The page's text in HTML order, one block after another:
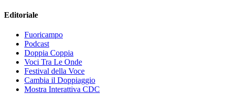
Editoriale
Fuoricampo
Podcast
Doppia Coppia
Voci Tra Le Onde
Festival della Voce
Cambia il Doppiaggio
Mostra Interattiva CDC